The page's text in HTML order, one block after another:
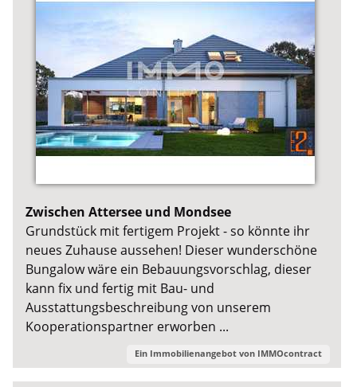
Zwischen Attersee und Mondsee
Grundstück mit fertigem Projekt - so könnte ihr
neues Zuhause aussehen! Dieser wunderschöne
Bungalow wäre ein Bebauungsvorschlag, dieser
kann fix und fertig mit Bau- und
Ausstattungsbeschreibung von unserem
Kooperationspartner erworben ...
Ein Immobilienangebot von IMMOcontract